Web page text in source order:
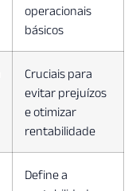
operacionais
básicos
Cruciais para
evitar prejuízos
e otimizar
rentabilidade
Define a